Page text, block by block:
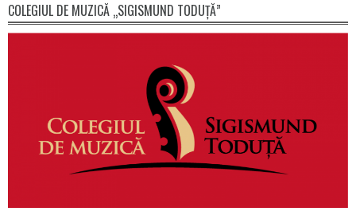
COLEGIUL DE MUZICĂ „SIGISMUND TODUȚĂ”